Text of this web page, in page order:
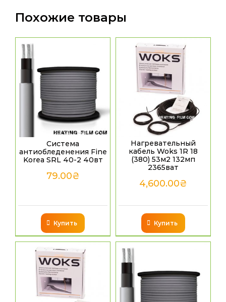
Похожие товары
Система
антиобледенения Fine
Korea SRL 40-2 40вт
79.00₴
Купить
Нагревательный
кабель Woks 1R 18
(380) 53м2 132мп
2365ват
4,600.00₴
Купить